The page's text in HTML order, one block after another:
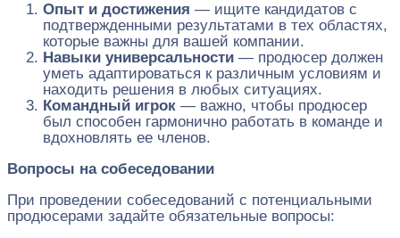
Опыт и достижения — ищите кандидатов с
подтвержденными результатами в тех областях,
которые важны для вашей компании.
Навыки универсальности — продюсер должен
уметь адаптироваться к различным условиям и
находить решения в любых ситуациях.
Командный игрок — важно, чтобы продюсер
был способен гармонично работать в команде и
вдохновлять ее членов.
Вопросы на собеседовании
При проведении собеседований с потенциальными
продюсерами задайте обязательные вопросы: